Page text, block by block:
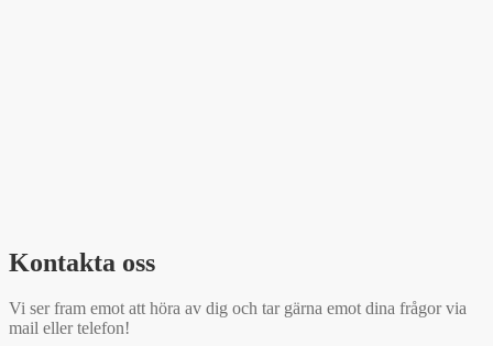
Kontakta oss
Vi ser fram emot att höra av dig och tar gärna emot dina frågor via
mail eller telefon!